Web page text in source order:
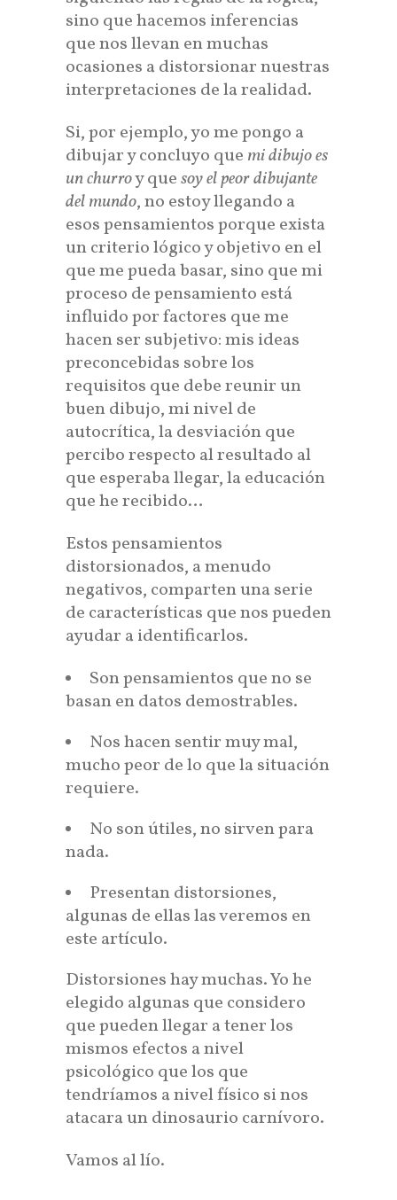
sino que hacemos inferencias
que nos llevan en muchas
ocasiones a distorsionar nuestras
interpretaciones de la realidad.
Si, por ejemplo, yo me pongo a
dibujar y concluyo que mi dibujo es
un churroy quesoy el peor dibujante
del mundo, no estoy llegando a
esos pensamientos porque exista
un criterio lógico y objetivo en el
que me pueda basar, sino que mi
proceso de pensamiento está
influido por factores que me
hacen ser subjetivo: mis ideas
preconcebidas sobre los
requisitos que debe reunir un
buen dibujo, mi nivel de
autocrítica, la desviación que
percibo respecto al resultado al
que esperaba llegar, la educación
que he recibido…
Estos pensamientos
distorsionados, a menudo
negativos, comparten una serie
de características que nos pueden
ayudar a identificarlos.
Son pensamientos que no se
basan en datos demostrables.
Nos hacen sentir muy mal,
mucho peor de lo que la situación
requiere.
No son útiles, no sirven para
nada.
Presentan distorsiones,
algunas de ellas las veremos en
este artículo.
Distorsiones hay muchas. Yo he
elegido algunas que considero
que pueden llegar a tener los
mismos efectos a nivel
psicológico que los que
tendríamos a nivel físico si nos
atacara un dinosaurio carnívoro.
Vamos al lío.